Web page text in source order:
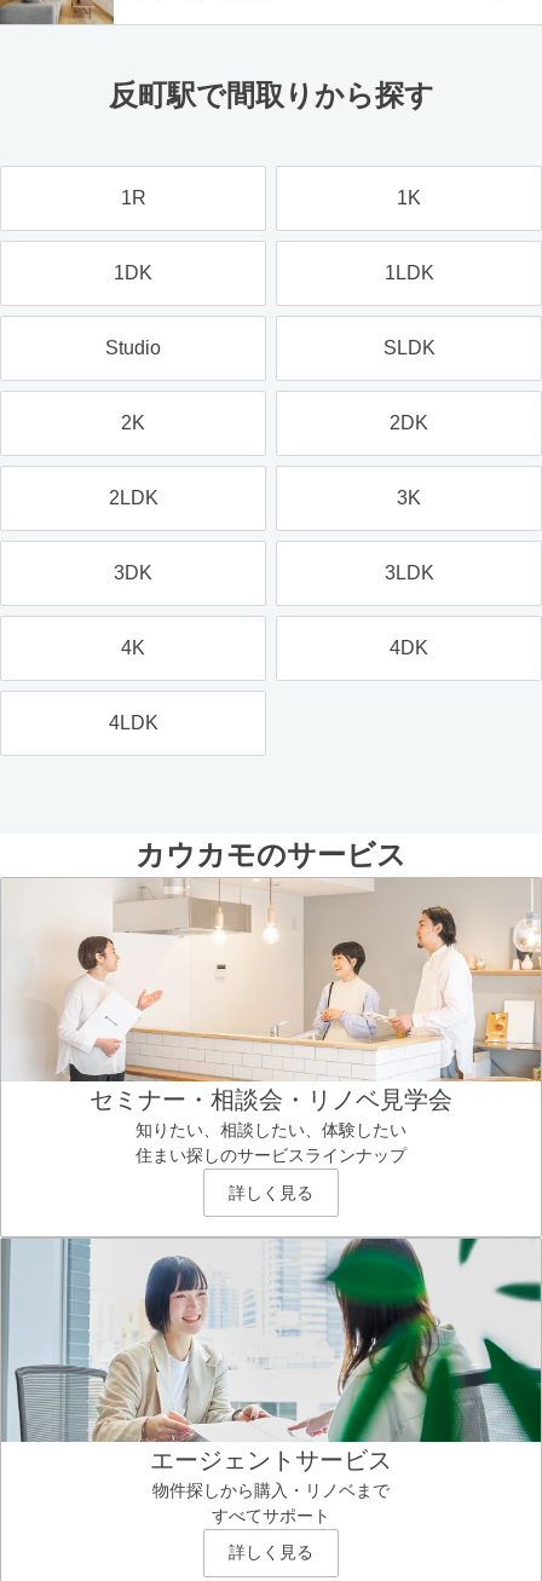
反町駅で間取りから探す
1R 1K
1DK 1LDK
Studio SLDK
2K 2DK
2LDK 3K
3DK 3LDK
4K 4DK
4LDK
カウカモのサービス
セミナー・相談会・リノベ見学会
知りたい、相談したい、体験したい
住まい探しのサービスラインナップ
詳しく見る
エージェントサービス
物件探しから購入・リノベまで
すべてサポート
詳しく見る